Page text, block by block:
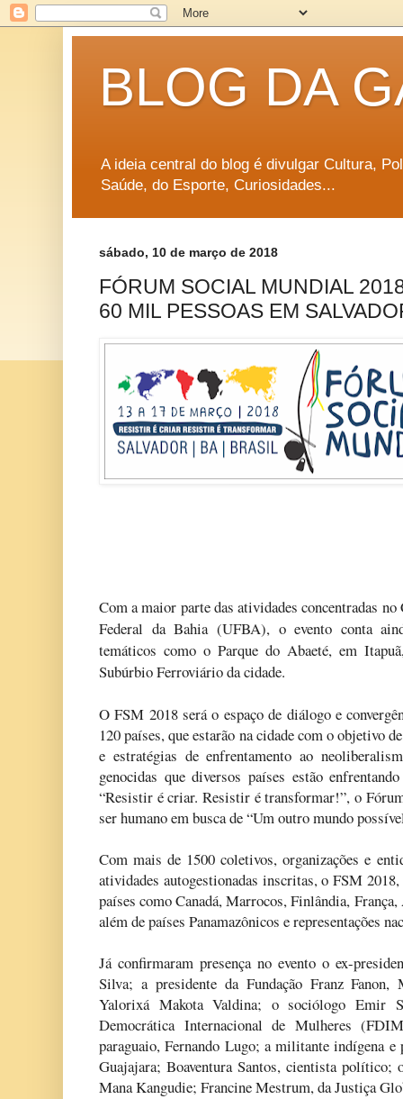
BLOG DA
A ideia central do blog é divulgar Cultura,
Saúde, do Esporte, Curiosidades...
sábado, 10 de março de 2018
FÓRUM SOCIAL MUNDIAL
60 MIL PESSOAS EM
Com a maior parte das atividades concentradas
Federal da Bahia (UFBA), o evento conta
temáticos como o Parque do Abaeté, em
Subúrbio Ferroviário da cidade.
O FSM 2018 será o espaço de diálogo e
120 países, que estarão na cidade com o objetivo
e estratégias de enfrentamento ao
genocidas que diversos países estão
“Resistir é criar. Resistir é transformar!”, o
ser humano em busca de “Um outro mundo
Com mais de 1500 coletivos, organizações e
atividades autogestionadas inscritas, o FSM
países como Canadá, Marrocos, Finlândia,
além de países Panamazônicos e representações
Já confirmaram presença no evento o ex-
Silva; a presidente da Fundação Franz
Yalorixá Makota Valdina; o sociólogo Emir
Democrática Internacional de Mulheres
paraguaio, Fernando Lugo; a militante indígena
Guajajara; Boaventura Santos, cientista
Mana Kangudie; Francine Mestrum, da Justiça